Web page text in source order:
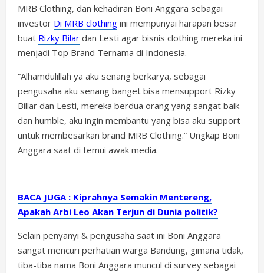
MRB Clothing, dan kehadiran Boni Anggara sebagai
investor Di MRB clothing ini mempunyai harapan besar
buat Rizky Bilar dan Lesti agar bisnis clothing mereka ini
menjadi Top Brand Ternama di Indonesia.
“Alhamdulillah ya aku senang berkarya, sebagai
pengusaha aku senang banget bisa mensupport Rizky
Billar dan Lesti, mereka berdua orang yang sangat baik
dan humble, aku ingin membantu yang bisa aku support
untuk membesarkan brand MRB Clothing.” Ungkap Boni
Anggara saat di temui awak media.
BACA JUGA : Kiprahnya Semakin Mentereng,
Apakah Arbi Leo Akan Terjun di Dunia politik?
Selain penyanyi & pengusaha saat ini Boni Anggara
sangat mencuri perhatian warga Bandung, gimana tidak,
tiba-tiba nama Boni Anggara muncul di survey sebagai